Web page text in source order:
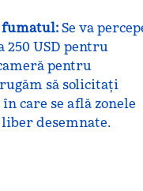
Se va
250 USD pentru
pentru
să solicitați
care se află zonele
desemnate.